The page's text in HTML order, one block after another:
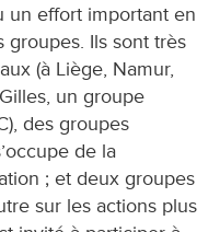
un effort important en
groupes. Ils sont très
(à Liège, Namur,
un groupe
des groupes
de la
; et deux groupes
sur les actions plus